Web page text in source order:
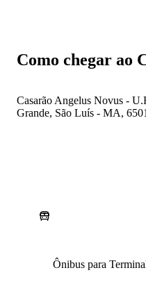
Como chegar ao
Casarão Angelus Novus -
Grande, São Luís - MA,
Ônibus para